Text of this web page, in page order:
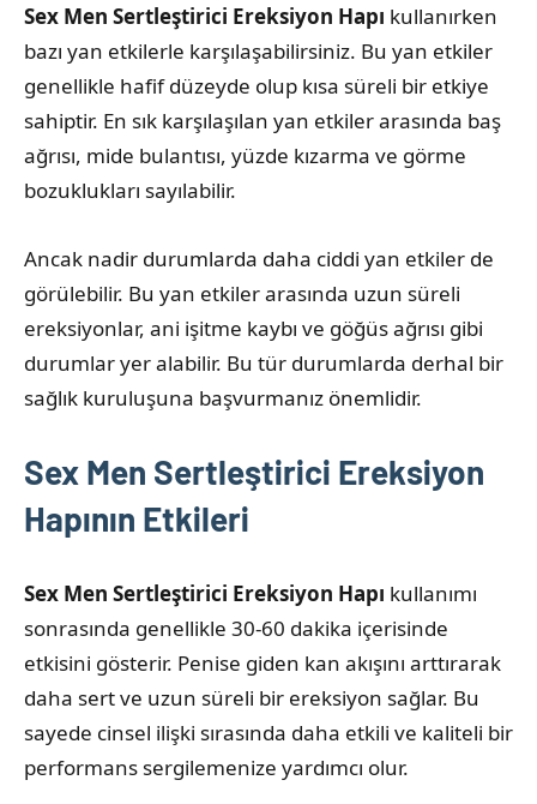
Sex Men Sertleştirici Ereksiyon Hapı kullanırken
bazı yan etkilerle karşılaşabilirsiniz. Bu yan etkiler
genellikle hafif düzeyde olup kısa süreli bir etkiye
sahiptir. En sık karşılaşılan yan etkiler arasında baş
ağrısı, mide bulantısı, yüzde kızarma ve görme
bozuklukları sayılabilir.
Ancak nadir durumlarda daha ciddi yan etkiler de
görülebilir. Bu yan etkiler arasında uzun süreli
ereksiyonlar, ani işitme kaybı ve göğüs ağrısı gibi
durumlar yer alabilir. Bu tür durumlarda derhal bir
sağlık kuruluşuna başvurmanız önemlidir.
Sex Men Sertleştirici Ereksiyon
Hapının Etkileri
Sex Men Sertleştirici Ereksiyon Hapı kullanımı
sonrasında genellikle 30-60 dakika içerisinde
etkisini gösterir. Penise giden kan akışını arttırarak
daha sert ve uzun süreli bir ereksiyon sağlar. Bu
sayede cinsel ilişki sırasında daha etkili ve kaliteli bir
performans sergilemenize yardımcı olur.